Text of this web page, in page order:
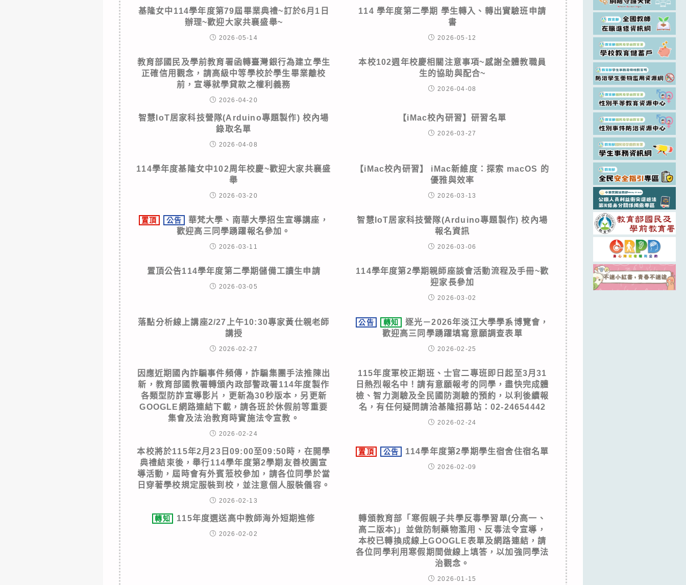
基隆女中114學年度第79屆畢業典禮~訂於6月1日
辦理~歡迎大家共襄盛舉~
2026-05-14
114 學年度第二學期 學生轉入、轉出實驗班申請
書
2026-05-12
教育部國民及學前教育署函轉臺灣銀行為建立學生
正確信用觀念，請高級中等學校於學生畢業離校
前，宣導就學貸款之權利義務
2026-04-20
本校102週年校慶相關注意事項~感謝全體教職員
生的協助與配合~
2026-04-08
智慧IoT居家科技營隊(Arduino專題製作) 校內場
錄取名單
2026-04-08
【iMac校內研習】研習名單
2026-03-27
114學年度基隆女中102周年校慶~歡迎大家共襄盛
舉
2026-03-20
【iMac校內研習】 iMac新維度：探索 macOS 的
優雅與效率
2026-03-13
置頂 公告
華梵大學、南華大學招生宣導講座，
歡迎高三同學踴躍報名參加。
2026-03-11
智慧IoT居家科技營隊(Arduino專題製作) 校內場
報名資訊
2026-03-06
置頂公告114學年度第二學期儲備工讀生申請
2026-03-05
114學年度第2學期親師座談會活動流程及手冊~歡
迎家長參加
2026-03-02
落點分析線上講座2/27上午10:30專家黃仕親老師
講授
2026-02-27
公告 轉知
逐光－2026年淡江大學學系博覽會，
歡迎高三同學踴躍填寫意願調查表單
2026-02-25
因應近期國內詐騙事件頻傳，詐騙集團手法推陳出
新，教育部國教署轉頒內政部警政署114年度製作
各類型防詐宣導影片，更新為30秒版本，另更新
GOOGLE網路連結下載，請各班於休假前等重要
集會及法治教育時實施法令宣教。
2026-02-24
115年度軍校正期班、士官二專班即日起至3月31
日熱烈報名中！請有意願報考的同學，盡快完成體
檢、智力測驗及全民國防測驗的預約，以利後續報
名，有任何疑問請洽基隆招募站：02-24654442
2026-02-24
本校將於115年2月23日09:00至09:50時，在開學
典禮結束後，舉行114學年度第2學期友善校園宣
導活動，屆時會有外賓蒞校參加，請各位同學於當
日穿著學校規定服裝到校，並注意個人服裝儀容。
2026-02-13
置頂 公告 114學年度第2學期學生宿舍住宿名單
2026-02-09
轉知 115年度選送高中教師海外短期進修
2026-02-02
轉頒教育部「寒假親子共學反毒學習單(分高一、
高二版本)」並做防制藥物濫用、反毒法令宣導，
本校已轉換成線上GOOGLE表單及網路連結，請
各位同學利用寒假期間做線上填答，以加強同學法
治觀念。
2026-01-15